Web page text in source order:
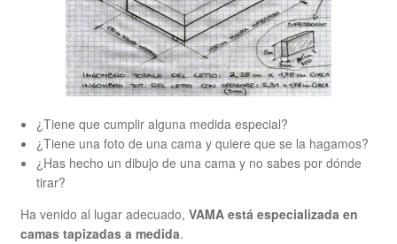
¿Tiene que cumplir alguna medida especial?
¿Tiene una foto de una cama y quiere que se la hagamos?
¿Has hecho un dibujo de una cama y no sabes por dónde
tirar?
Ha venido al lugar adecuado, VAMA está especializada en
camas tapizadas a medida.